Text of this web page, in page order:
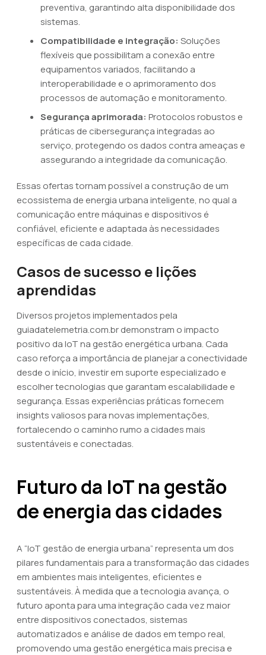
preventiva, garantindo alta disponibilidade dos
sistemas.
Compatibilidade e integração: Soluções
flexíveis que possibilitam a conexão entre
equipamentos variados, facilitando a
interoperabilidade e o aprimoramento dos
processos de automação e monitoramento.
Segurança aprimorada: Protocolos robustos e
práticas de cibersegurança integradas ao
serviço, protegendo os dados contra ameaças e
assegurando a integridade da comunicação.
Essas ofertas tornam possível a construção de um
ecossistema de energia urbana inteligente, no qual a
comunicação entre máquinas e dispositivos é
confiável, eficiente e adaptada às necessidades
específicas de cada cidade.
Casos de sucesso e lições
aprendidas
Diversos projetos implementados pela
guiadatelemetria.com.br demonstram o impacto
positivo da IoT na gestão energética urbana. Cada
caso reforça a importância de planejar a conectividade
desde o início, investir em suporte especializado e
escolher tecnologias que garantam escalabilidade e
segurança. Essas experiências práticas fornecem
insights valiosos para novas implementações,
fortalecendo o caminho rumo a cidades mais
sustentáveis e conectadas.
Futuro da IoT na gestão
de energia das cidades
A “IoT gestão de energia urbana” representa um dos
pilares fundamentais para a transformação das cidades
em ambientes mais inteligentes, eficientes e
sustentáveis. À medida que a tecnologia avança, o
futuro aponta para uma integração cada vez maior
entre dispositivos conectados, sistemas
automatizados e análise de dados em tempo real,
promovendo uma gestão energética mais precisa e